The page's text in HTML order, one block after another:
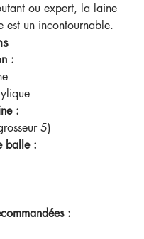
ou expert, la laine
un incontournable.
:
:
5)
balle :
: